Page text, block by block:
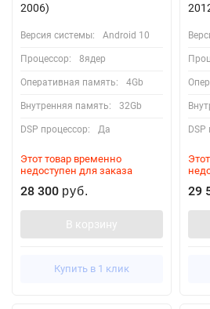
2006)
Версия системы: Android 10
Процессор: 8ядер
Оперативная память: 4Gb
Внутренняя память: 32Gb
DSP процессор: Да
Этот товар временно
недоступен для заказа
28 300 руб.
В корзину
Купить в 1 клик
DSP
29